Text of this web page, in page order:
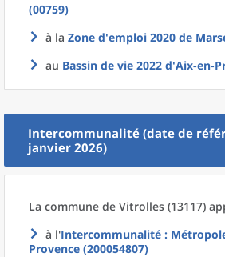
(00759)
à la Zone d'emploi 2020 de
au Bassin de vie 2022 d'Aix-en-
Intercommunalité (date de
janvier 2026)
La commune de Vitrolles (13117)
à l'Intercommunalité :
Provence (200054807)